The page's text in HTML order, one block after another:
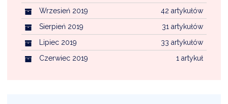
42 artykułów
Wrzesień 2019
31 artykułów
Sierpień 2019
33 artykułów
Lipiec 2019
1 artykuł
Czerwiec 2019